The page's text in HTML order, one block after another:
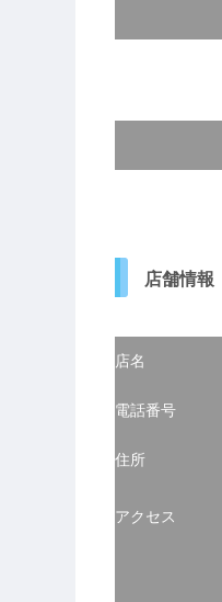
店舗情報
店名
電話番号
住所
アクセス